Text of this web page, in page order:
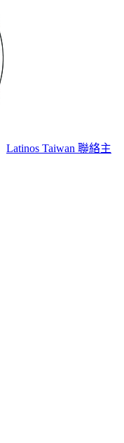
Latinos Taiwan 聯絡主